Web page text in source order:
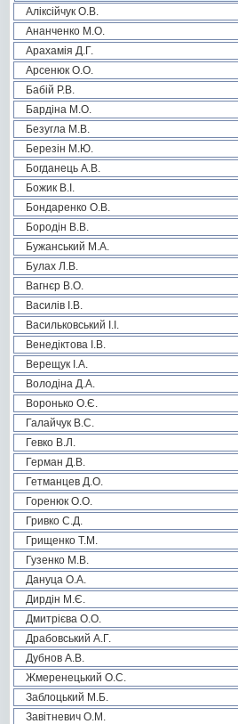
Аліксійчук О.В.
Ананченко М.О.
Арахамія Д.Г.
Арсенюк О.О.
Бабій Р.В.
Бардіна М.О.
Безугла М.В.
Березін М.Ю.
Богданець А.В.
Божик В.І.
Бондаренко О.В.
Бородін В.В.
Бужанський М.А.
Булах Л.В.
Вагнєр В.О.
Василів І.В.
Васильковський І.І.
Венедіктова І.В.
Верещук І.А.
Володіна Д.А.
Воронько О.Є.
Галайчук В.С.
Гевко В.Л.
Герман Д.В.
Гетманцев Д.О.
Горенюк О.О.
Гривко С.Д.
Грищенко Т.М.
Гузенко М.В.
Дануца О.А.
Дирдін М.Є.
Дмитрієва О.О.
Драбовський А.Г.
Дубнов А.В.
Жмеренецький О.С.
Заблоцький М.Б.
Завітневич О.М.